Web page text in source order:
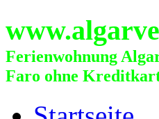
Ferienwohnung
Faro ohne